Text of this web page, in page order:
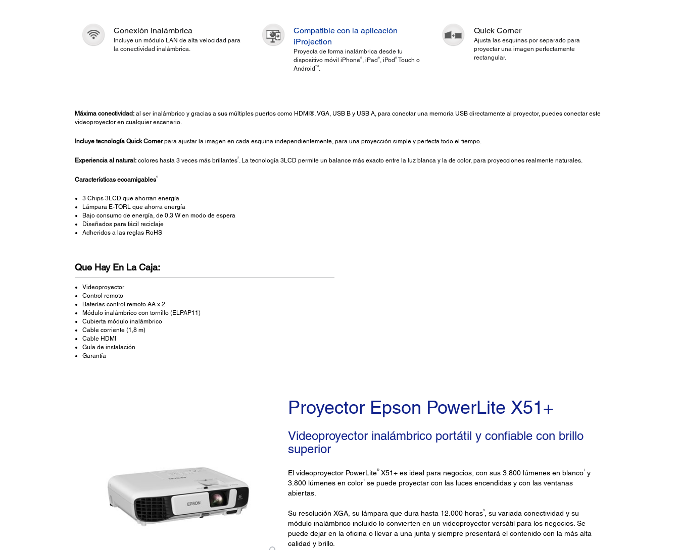
Conexión inalámbrica
Incluye un módulo LAN de alta velocidad para
la conectividad inalámbrica.
Compatible con la aplicación
iProjection
Proyecta de forma inalámbrica desde tu
dispositivo móvil iPhone® , iPad® , iPod® Touch o
Android TM .
Quick Corner
Ajusta las esquinas por separado para
proyectar una imagen perfectamente
rectangular.
Máxima conectividad:al ser inalámbrico y gracias a sus múltiples puertos como HDMI®, VGA, USB B y USB A, para conectar una memoria USB directamente al proyector, puedes conectar este
videoproyector en cualquier escenario.
Incluye tecnología Quick Cornerpara ajustar la imagen en cada esquina independientemente, para una proyección simple y perfecta todo el tiempo.
Experiencia al natural:colores hasta 3 veces más brillantes2. La tecnología 3LCD permite un balance más exacto entre la luz blanca y la de color, para proyecciones realmente naturales.
Características ecoamigables4
3 Chips 3LCD que ahorran energía
Lámpara E-TORL que ahorra energía
Bajo consumo de energía, de 0,3 W en modo de espera
Diseñados para fácil reciclaje
Adheridos a las reglas RoHS
Que Hay En La Caja:
Videoproyector
Control remoto
Baterías control remoto AA x 2
Módulo inalámbrico con tornillo (ELPAP11)
Cubierta módulo inalámbrico
Cable corriente (1,8 m)
Cable HDMI
Guía de instalación
Garantía
Proyector Epson PowerLite X51+
Videoproyector inalámbrico portátil y confiable con brillo
superior
El videoproyector PowerLite®X51+ es ideal para negocios, con sus 3.800 lúmenes en blanco1
y
3.800 lúmenes en color1
se puede proyectar con las luces encendidas y con las ventanas
abiertas.
Su resolución XGA, su lámpara que dura hasta 12.000 horas3
, su variada conectividad y su
módulo inalámbrico incluido lo convierten en un videoproyector versátil para los negocios. Se
puede dejar en la oficina o llevar a una junta y siempre presentará el contenido con la más alta
calidad y brillo.